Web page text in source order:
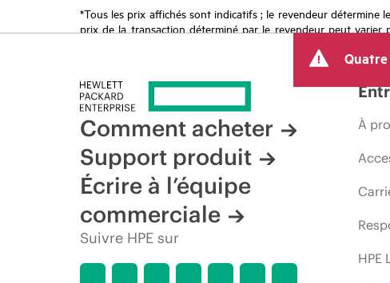
*Tous les prix affichés sont indicatifs ; le revendeur détermine
prix de la transaction déterminé par le revendeur peut
produit, la disponibilité restreinte d’un produit, la fin d’une
Comment acheter
Support produit
Écrire à l’équipe
commerciale
Suivre HPE sur
À
HPE